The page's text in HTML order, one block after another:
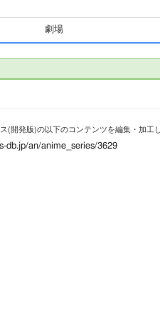
劇場
(開発版)の以下のコンテンツを編集・加工
db.jp/an/anime_series/3629